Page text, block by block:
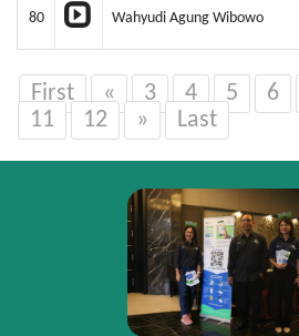
80 Wahyudi Agung Wibowo
First « 3 4 5 6
11
12 » Last